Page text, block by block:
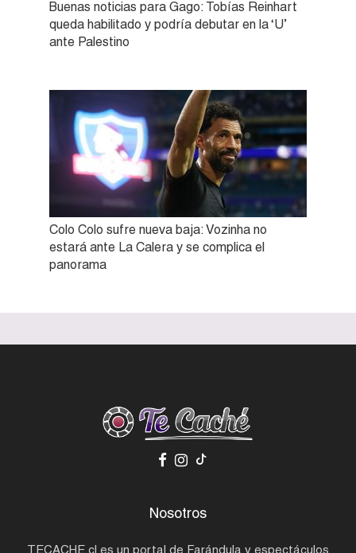
Buenas noticias para Gago: Tobías Reinhart
queda habilitado y podría debutar en la ‘U’
ante Palestino
Colo Colo sufre nueva baja: Vozinha no
estará ante La Calera y se complica el
panorama
Nosotros
TECACHE.cl es un portal de Farándula y espectáculos